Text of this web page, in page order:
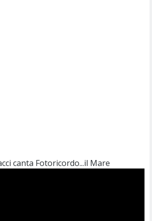
canta Fotoricordo...il Mare